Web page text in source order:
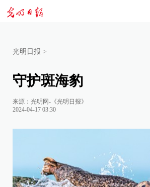
光明日报 >
守护斑海豹
来源： 光明网-《光明日报》
2024-04-17 03:30